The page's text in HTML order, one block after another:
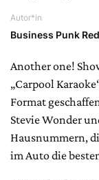
Autor*in
Business Punk
Another one!
„Carpool
Format
Stevie Wonder
Hausnummern,
im Auto die